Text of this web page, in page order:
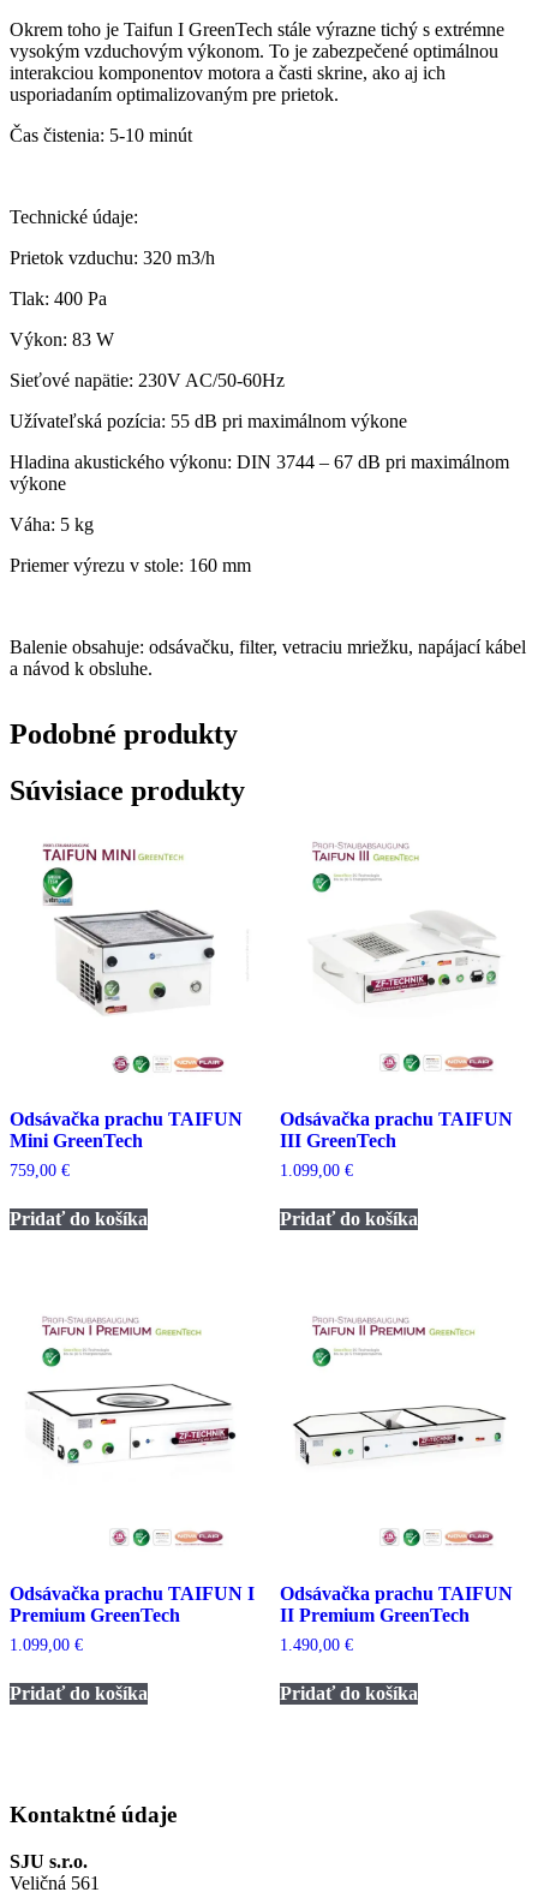
Okrem toho je Taifun I GreenTech stále výrazne tichý s extrémne
vysokým vzduchovým výkonom. To je zabezpečené optimálnou
interakciou komponentov motora a časti skrine, ako aj ich
usporiadaním optimalizovaným pre prietok.
Čas čistenia: 5-10 minút
Technické údaje:
Prietok vzduchu: 320 m3/h
Tlak: 400 Pa
Výkon: 83 W
Sieťové napätie: 230V AC/50-60Hz
Užívateľská pozícia: 55 dB pri maximálnom výkone
Hladina akustického výkonu: DIN 3744 – 67 dB pri maximálnom
výkone
Váha: 5 kg
Priemer výrezu v stole: 160 mm
Balenie obsahuje: odsávačku, filter, vetraciu mriežku, napájací kábel
a návod k obsluhe.
Podobné produkty
Súvisiace produkty
Odsávačka prachu TAIFUN
Mini GreenTech
759,00 €
Pridať do košíka
Odsávačka prachu TAIFUN
III GreenTech
1.099,00 €
Pridať do košíka
Odsávačka prachu TAIFUN I
Premium GreenTech
1.099,00 €
Pridať do košíka
Odsávačka prachu TAIFUN
II Premium GreenTech
1.490,00 €
Pridať do košíka
Kontaktné údaje
SJU s.r.o.
Veličná 561